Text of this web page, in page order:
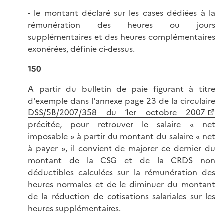
- le montant déclaré sur les cases dédiées à la
rémunération des heures ou jours
supplémentaires et des heures complémentaires
exonérées, définie ci-dessus.
150
A partir du bulletin de paie figurant à titre
d'exemple dans l'annexe page 23 de la circulaire
DSS/5B/2007/358 du 1er octobre 2007
précitée, pour retrouver le salaire « net
imposable » à partir du montant du salaire « net
à payer », il convient de majorer ce dernier du
montant de la CSG et de la CRDS non
déductibles calculées sur la rémunération des
heures normales et de le diminuer du montant
de la réduction de cotisations salariales sur les
heures supplémentaires.